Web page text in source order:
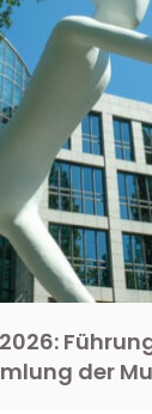
der